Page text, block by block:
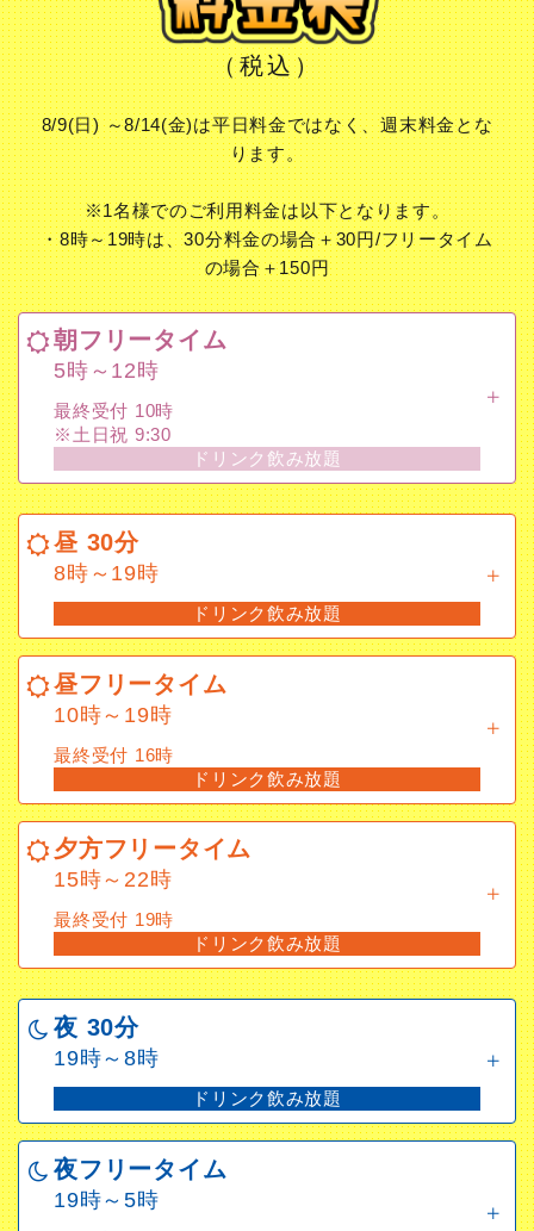
（税込）
8/9(日) ～8/14(金)は平日料金ではなく、週末料金とな
ります。
※1名様でのご利用料金は以下となります。
・8時～19時は、30分料金の場合＋30円/フリータイム
の場合＋150円
朝フリータイム
5時～12時
最終受付 10時
※土日祝 9:30
ドリンク飲み放題
昼 30分
8時～19時
ドリンク飲み放題
昼フリータイム
10時～19時
最終受付 16時
ドリンク飲み放題
夕方フリータイム
15時～22時
最終受付 19時
ドリンク飲み放題
夜 30分
19時～8時
ドリンク飲み放題
夜フリータイム
19時～5時